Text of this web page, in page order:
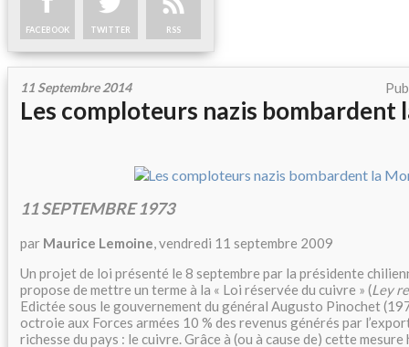
FACEBOOK TWITTER RSS
11 Septembre 2014
Les comploteurs nazis bombardent
11 SEPTEMBRE 1973
par Maurice Lemoine , vendredi 11 septembre 2009
Un projet de loi présenté le 8 septembre par la présidente
propose de mettre un terme à la « Loi réservée du cuivre » (Ley
Edictée sous le gouvernement du général Augusto Pinochet
octroie aux Forces armées 10 % des revenus générés par
richesse du pays : le cuivre. Grâce à (ou à cause de) cette